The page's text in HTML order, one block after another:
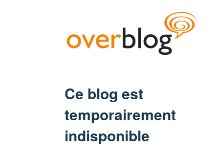
Ce blog est
temporairement
indisponible